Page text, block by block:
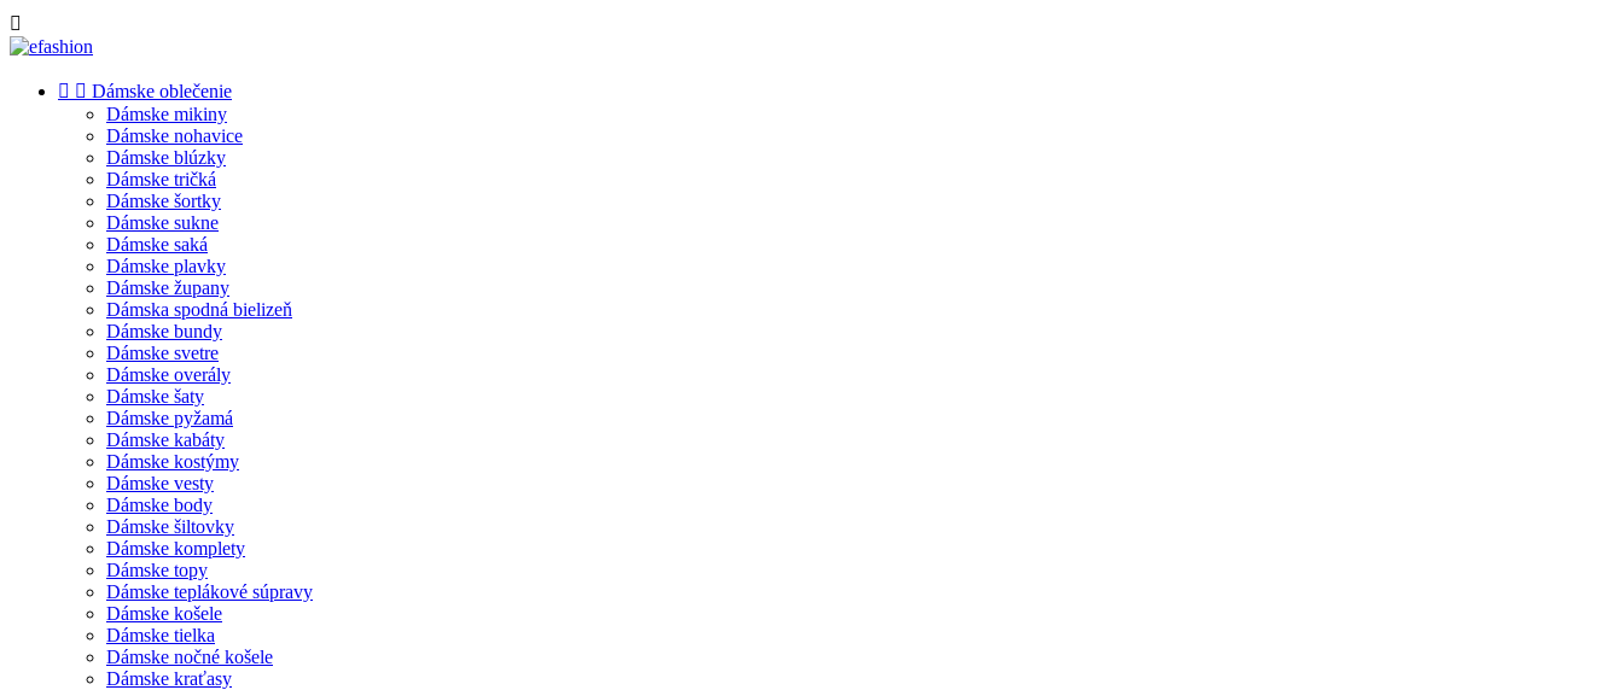

  Dámske oblečenie
Dámske mikiny
Dámske nohavice
Dámske blúzky
Dámske tričká
Dámske šortky
Dámske sukne
Dámske saká
Dámske plavky
Dámske župany
Dámska spodná bielizeň
Dámske bundy
Dámske svetre
Dámske overály
Dámske šaty
Dámske pyžamá
Dámske kabáty
Dámske kostýmy
Dámske vesty
Dámske body
Dámske šiltovky
Dámske komplety
Dámske topy
Dámske teplákové súpravy
Dámske košele
Dámske tielka
Dámske nočné košele
Dámske kraťasy